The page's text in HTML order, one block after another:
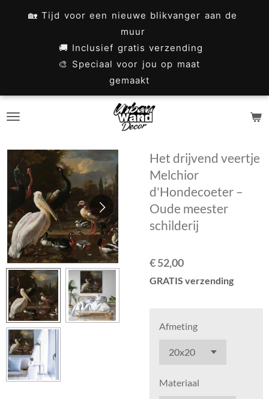
🏡 Tijd voor een nieuwe blikvanger aan de
muur
🚚 Inclusief gratis verzending
🎨 Speciaal voor jou op maat
gemaakt
Het drijvend veertje
Melchior
d'Hondecoeter –
Oude meester
schilderij
€ 52,00
GRATIS verzending
Afmeting
Materiaal